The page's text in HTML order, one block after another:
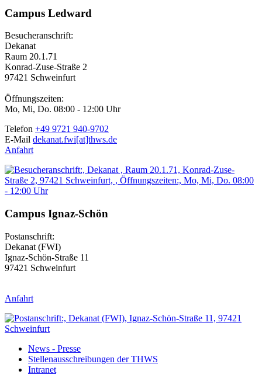
Campus Ledward
Besucheranschrift:
Dekanat
Raum 20.1.71
Konrad-Zuse-Straße 2
97421 Schweinfurt
Öffnungszeiten:
Mo, Mi, Do. 08:00 - 12:00 Uhr
Telefon +49 9721 940-9702
E-Mail dekanat.fwi[at]thws.de
Anfahrt
Campus Ignaz-Schön
Postanschrift:
Dekanat (FWI)
Ignaz-Schön-Straße 11
97421 Schweinfurt
Anfahrt
News - Presse
Stellenausschreibungen der THWS
Intranet